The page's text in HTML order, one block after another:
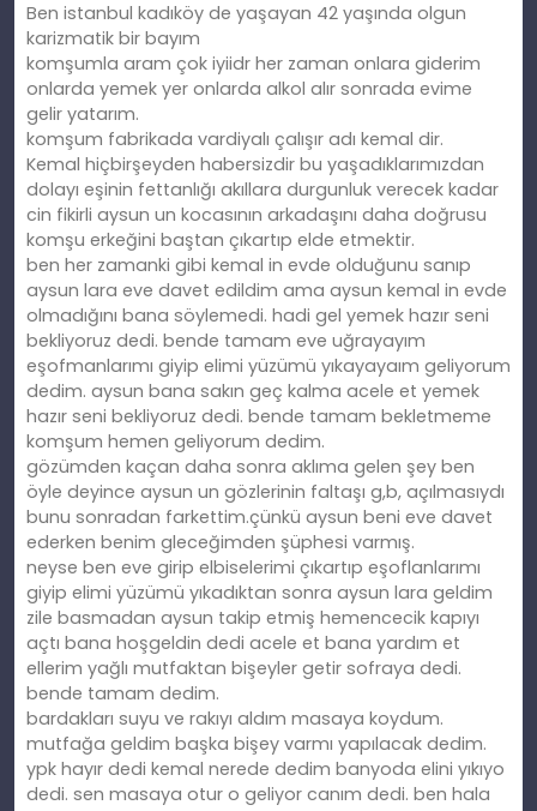
Ben istanbul kadıköy de yaşayan 42 yaşında olgun
karizmatik bir bayım
komşumla aram çok iyiidr her zaman onlara giderim
onlarda yemek yer onlarda alkol alır sonrada evime
gelir yatarım.
komşum fabrikada vardiyalı çalışır adı kemal dir.
Kemal hiçbirşeyden habersizdir bu yaşadıklarımızdan
dolayı eşinin fettanlığı akıllara durgunluk verecek kadar
cin fikirli aysun un kocasının arkadaşını daha doğrusu
komşu erkeğini baştan çıkartıp elde etmektir.
ben her zamanki gibi kemal in evde olduğunu sanıp
aysun lara eve davet edildim ama aysun kemal in evde
olmadığını bana söylemedi. hadi gel yemek hazır seni
bekliyoruz dedi. bende tamam eve uğrayayım
eşofmanlarımı giyip elimi yüzümü yıkayayaım geliyorum
dedim. aysun bana sakın geç kalma acele et yemek
hazır seni bekliyoruz dedi. bende tamam bekletmeme
komşum hemen geliyorum dedim.
gözümden kaçan daha sonra aklıma gelen şey ben
öyle deyince aysun un gözlerinin faltaşı g,b, açılmasıydı
bunu sonradan farkettim.çünkü aysun beni eve davet
ederken benim gleceğimden şüphesi varmış.
neyse ben eve girip elbiselerimi çıkartıp eşoflanlarımı
giyip elimi yüzümü yıkadıktan sonra aysun lara geldim
zile basmadan aysun takip etmiş hemencecik kapıyı
açtı bana hoşgeldin dedi acele et bana yardım et
ellerim yağlı mutfaktan bişeyler getir sofraya dedi.
bende tamam dedim.
bardakları suyu ve rakıyı aldım masaya koydum.
mutfağa geldim başka bişey varmı yapılacak dedim.
ypk hayır dedi kemal nerede dedim banyoda elini yıkıyo
dedi. sen masaya otur o geliyor canım dedi. ben hala